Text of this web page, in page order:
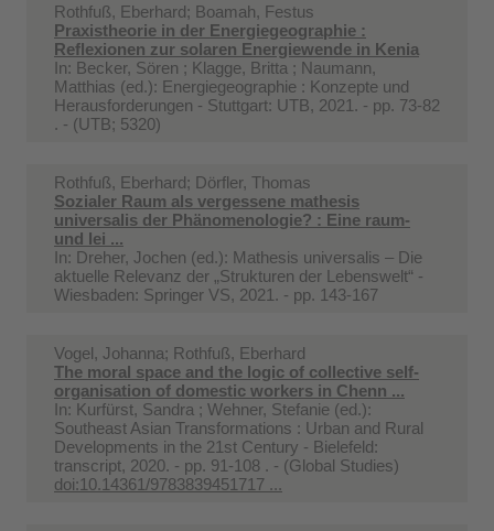
Rothfuß, Eberhard; Boamah, Festus
Praxistheorie in der Energiegeographie :
Reflexionen zur solaren Energiewende in Kenia
In: Becker, Sören ; Klagge, Britta ; Naumann,
Matthias (ed.): Energiegeographie : Konzepte und
Herausforderungen - Stuttgart: UTB, 2021. - pp. 73-82
. - (UTB; 5320)
Rothfuß, Eberhard; Dörfler, Thomas
Sozialer Raum als vergessene mathesis
universalis der Phänomenologie? : Eine raum-
und lei ...
In: Dreher, Jochen (ed.): Mathesis universalis – Die
aktuelle Relevanz der „Strukturen der Lebenswelt“ -
Wiesbaden: Springer VS, 2021. - pp. 143-167
Vogel, Johanna; Rothfuß, Eberhard
The moral space and the logic of collective self-
organisation of domestic workers in Chenn ...
In: Kurfürst, Sandra ; Wehner, Stefanie (ed.):
Southeast Asian Transformations : Urban and Rural
Developments in the 21st Century - Bielefeld:
transcript, 2020. - pp. 91-108 . - (Global Studies)
doi:10.14361/9783839451717 ...